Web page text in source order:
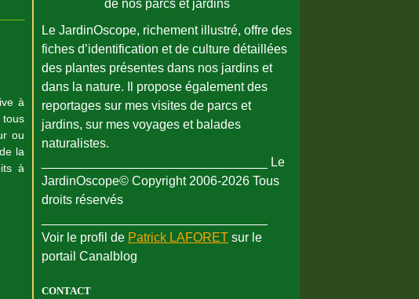
à
tous
ou
la
à
Le JardinOscope, richement illustré, offre des
fiches d’identification et de culture détaillées
des plantes présentes dans nos jardins et
dans la nature. Il propose également des
reportages sur mes visites de parcs et
jardins, sur mes voyages et balades
naturalistes.
________________________________ Le
JardinOscope© Copyright 2006-2026 Tous
droits réservés
Voir le profil de Patrick LAFORET sur le
portail Canalblog
CONTACT